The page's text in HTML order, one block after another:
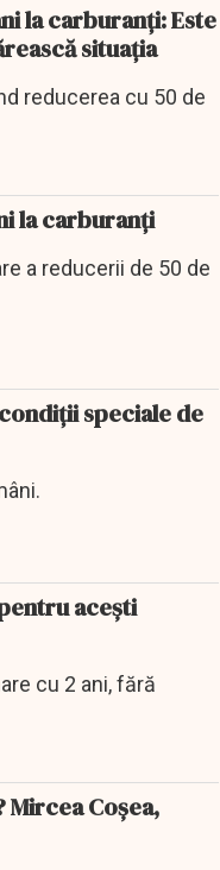
la carburanţi: Este
situația
reducerea cu 50 de
la carburanţi
a reducerii de 50 de
speciale de
aceşti
cu 2 ani, fără
Coşea,